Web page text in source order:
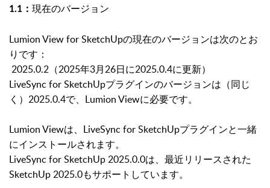
1.1： 現在のバージョン
Lumion View for SketchUpの現在のバージョンは次のとお
りです：
2025.0.2（2025年3月26日に2025.0.4に更新）
LiveSync for SketchUpプラグインのバージョンは（同じ
く）2025.0.4で、Lumion Viewに必要です。
Lumion Viewは、LiveSync for SketchUpプラグインと一緒
にインストールされます。
LiveSync for SketchUp 2025.0.0は、最近リリースされた
SketchUp 2025.0もサポートしています。